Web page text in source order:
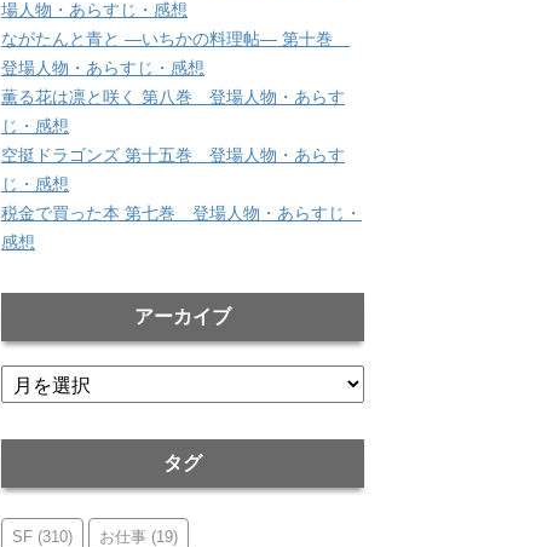
場人物・あらすじ・感想
ながたんと青と ―いちかの料理帖― 第十巻
登場人物・あらすじ・感想
薫る花は凛と咲く 第八巻 登場人物・あらす
じ・感想
空挺ドラゴンズ 第十五巻 登場人物・あらす
じ・感想
税金で買った本 第七巻 登場人物・あらすじ・
感想
アーカイブ
ア
ー
タグ
SF (310) お仕事 (19)